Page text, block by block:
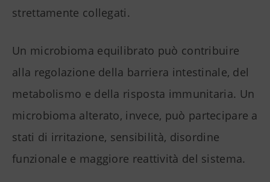
strettamente collegati.
Un microbioma equilibrato può contribuire
alla regolazione della barriera intestinale, del
metabolismo e della risposta immunitaria. Un
microbioma alterato, invece, può partecipare a
stati di irritazione, sensibilità, disordine
funzionale e maggiore reattività del sistema.